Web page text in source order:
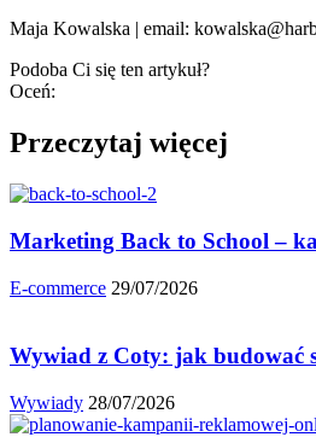
Maja Kowalska | email:
Podoba Ci się ten artykuł?
Oceń:
Przeczytaj więcej
Marketing Back to School –
E-commerce 29/07/2026
Wywiad z Coty: jak budować
Wywiady 28/07/2026